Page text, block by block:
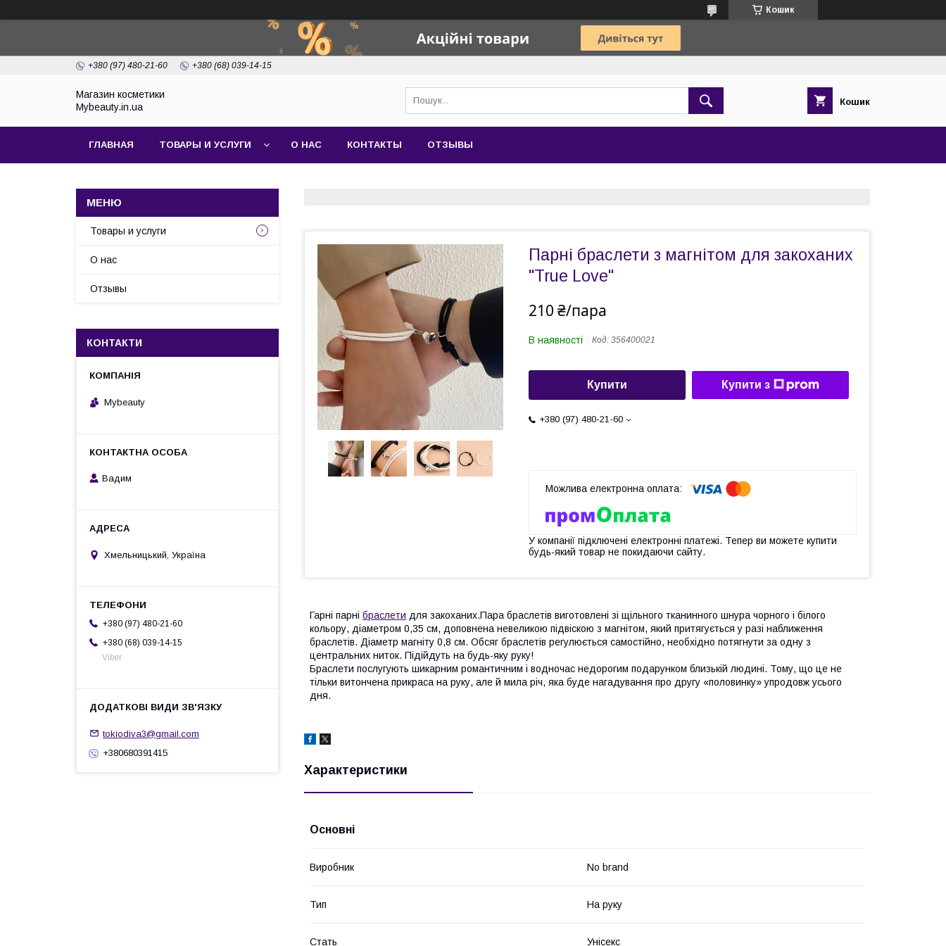
Кошик
+380 (97) 480-21-60 +380 (68) 039-14-15
Магазин косметики
Mybeauty.in.ua
Кошик
ГЛАВНАЯ ТОВАРЫ И УСЛУГИ О НАС КОНТАКТЫ ОТЗЫВЫ
Парні браслети з магнітом для закоханих
"True Love"
210 ₴/пара
В наявності Код: 356400021
Купити Купити з
+380 (97) 480-21-60
У компанії підключені електронні платежі. Тепер ви можете купити
будь-який товар не покидаючи сайту.
Гарні парні браслети для закоханих.Пара браслетів виготовлені зі щільного тканинного шнура чорного і білого
кольору, діаметром 0,35 см, доповнена невеликою підвіскою з магнітом, який притягується у разі наближення
браслетів. Діаметр магніту 0,8 см. Обсяг браслетів регулюється самостійно, необхідно потягнути за одну з
центральних ниток. Підійдуть на будь-яку руку!
Браслети послугують шикарним романтичним і водночас недорогим подарунком близькій людині. Тому, що це не
тільки витончена прикраса на руку, але й мила річ, яка буде нагадування про другу «половинку» упродовж усього
дня.
Характеристики
Основні
Виробник No brand
Тип На руку
Стать Унісекс
Товары и услуги
О нас
Отзывы
КОНТАКТИ
Mybeauty
Вадим
Хмельницький, Україна
+380 (97) 480-21-60
+380 (68) 039-14-15
Viber
tokiodiva3@gmail.com
+380680391415